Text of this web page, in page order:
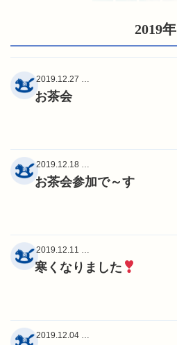
2019年
2019.12.27 …
お茶会
2019.12.18 …
お茶会参加で～す
2019.12.11 …
寒くなりました
2019.12.04 …